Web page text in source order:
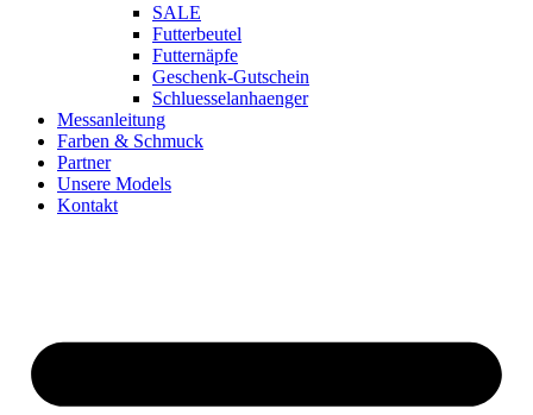
SALE
Futterbeutel
Futternäpfe
Geschenk-Gutschein
Schluesselanhaenger
Messanleitung
Farben & Schmuck
Partner
Unsere Models
Kontakt